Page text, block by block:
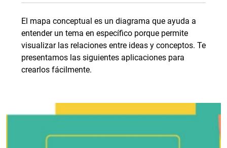
El mapa conceptual es un diagrama que ayuda a
entender un tema en específico porque permite
visualizar las relaciones entre ideas y conceptos. Te
presentamos las siguientes aplicaciones para
crearlos fácilmente.